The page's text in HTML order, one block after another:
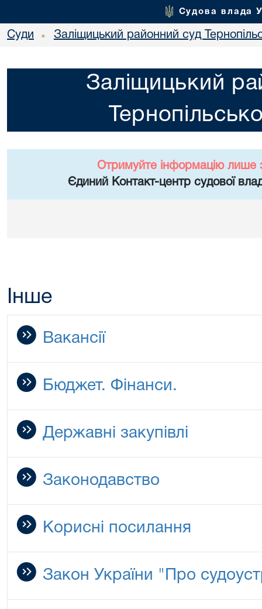
Судова влада
Суди • Заліщицький районний суд
Заліщицький
Отримуйте інформацію лише
Єдиний Контакт-центр судової
Інше
Вакансії
Бюджет. Фінанси.
Державні закупівлі
Законодавство
Корисні посилання
Закон України "Про